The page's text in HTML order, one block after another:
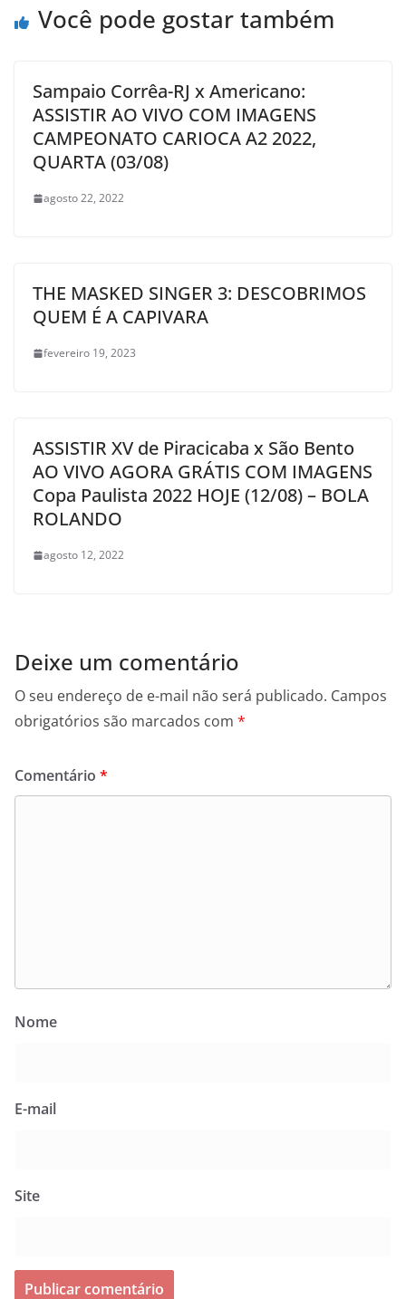
Você pode gostar também
Sampaio Corrêa-RJ x Americano:
ASSISTIR AO VIVO COM IMAGENS
CAMPEONATO CARIOCA A2 2022,
QUARTA (03/08)
agosto 22, 2022
THE MASKED SINGER 3: DESCOBRIMOS
QUEM É A CAPIVARA
fevereiro 19, 2023
ASSISTIR XV de Piracicaba x São Bento
AO VIVO AGORA GRÁTIS COM IMAGENS
Copa Paulista 2022 HOJE (12/08) – BOLA
ROLANDO
agosto 12, 2022
Deixe um comentário
O seu endereço de e-mail não será publicado. Campos
obrigatórios são marcados com *
Comentário *
Nome
E-mail
Site